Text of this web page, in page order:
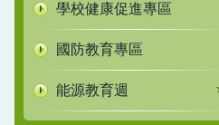
學校健康促進專區
國防教育專區
能源教育週